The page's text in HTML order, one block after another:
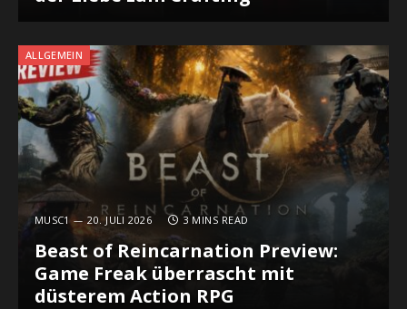
ALLGEMEIN
MUSC1 20. JULI 2026 3 MINS READ
Beast of Reincarnation Preview:
Game Freak überrascht mit
düsterem Action RPG